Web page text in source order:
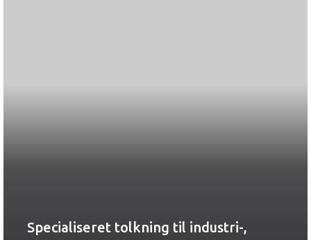
Specialiseret tolkning til industri-,